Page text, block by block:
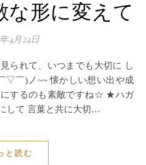
な形に変えて
4月24日
▽￣)ノ~~ 懐かしい想い出や成
にするのも素敵ですね☆ ★ハガ
して 言葉と共に大切…
と読む